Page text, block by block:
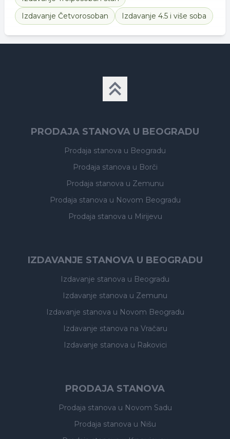
Izdavanje Četvorosoban Izdavanje 4.5 i više soba
PRODAJA STANOVA U BEOGRADU
Prodaja stanova u Beogradu
Prodaja stanova u Borči
Prodaja stanova u Zemunu
Prodaja stanova u Novom Beogradu
Prodaja stanova u Mirijevu
IZDAVANJE STANOVA U BEOGRADU
Izdavanje stanova u Beogradu
Izdavanje stanova u Zemunu
Izdavanje stanova u Novom Beogradu
Izdavanje stanova na Vračaru
Izdavanje stanova u Rakovici
PRODAJA STANOVA
Prodaja stanova u Novom Sadu
Prodaja stanova u Nišu